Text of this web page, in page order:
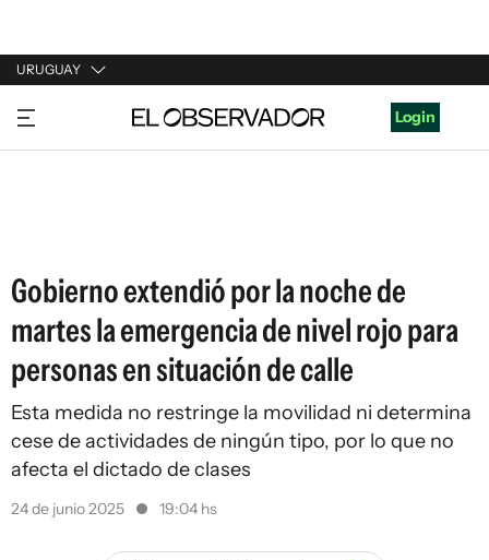
URUGUAY
URUGUAY
ARGENTINA
Login
Gobierno extendió por la noche de
martes la emergencia de nivel rojo para
personas en situación de calle
Esta medida no restringe la movilidad ni determina
cese de actividades de ningún tipo, por lo que no
afecta el dictado de clases
24 de junio 2025 19:04 hs